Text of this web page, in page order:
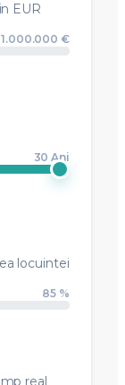
EUR
1.000.000 €
30 Ani
locuintei
85 %
real